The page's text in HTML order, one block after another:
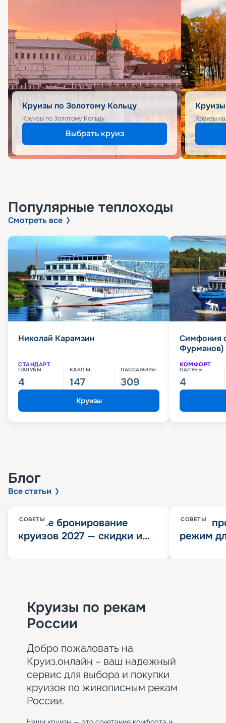
Круизы по Золотому Кольцу
Круизы по Золотому Кольцу
Выбрать круиз
Круизы
Популярные теплоходы
Смотреть все
Николай Карамзин
СТАНДАРТ
ПАЛУБЫ
4
КАЮТЫ
147
ПАССАЖИРЫ
309
Круизы
Симфония
Фурманов)
КОМФОРТ
ПАЛУБЫ
4
Блог
Все статьи
СОВЕТЫ
Раннее бронирование
круизов 2027 — скидки и
СОВЕТЫ
Китай
режим
Круизы по рекам
России
Добро пожаловать на
Круиз.онлайн – ваш надежный
сервис для выбора и покупки
круизов по живописным рекам
России.